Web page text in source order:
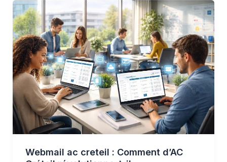
Webmail ac creteil : Comment d’AC
Webmail
ac
creteil
:
Comment
d’AC
Créteil
révolutionne-
t-
il